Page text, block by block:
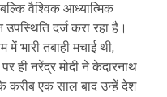
वैश्विक आध्यात्मिक
दर्ज करा रहा है।
भारी तबाही मचाई थी,
ही नरेंद्र मोदी ने केदारनाथ
करीब एक साल बाद उन्हें देश